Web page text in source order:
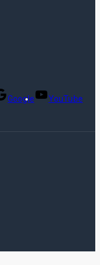
Google YouTube